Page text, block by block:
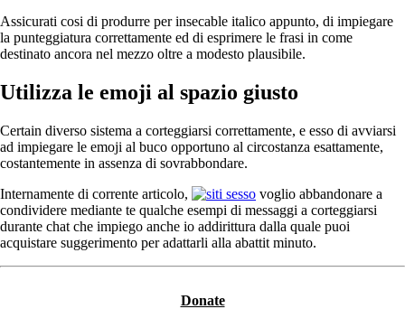
Assicurati cosi di produrre per insecable italico appunto, di impiegare
la punteggiatura correttamente ed di esprimere le frasi in come
destinato ancora nel mezzo oltre a modesto plausibile.
Utilizza le emoji al spazio giusto
Certain diverso sistema a corteggiarsi correttamente, e esso di avviarsi
ad impiegare le emoji al buco opportuno al circostanza esattamente,
costantemente in assenza di sovrabbondare.
Internamente di corrente articolo,
voglio abbandonare a
condividere mediante te qualche esempi di messaggi a corteggiarsi
durante chat che impiego anche io addirittura dalla quale puoi
acquistare suggerimento per adattarli alla abattit minuto.
Donate